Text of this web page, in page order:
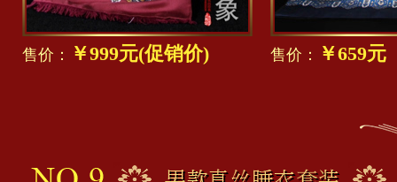
售价： ￥999元(促销价) 售价： ￥659元